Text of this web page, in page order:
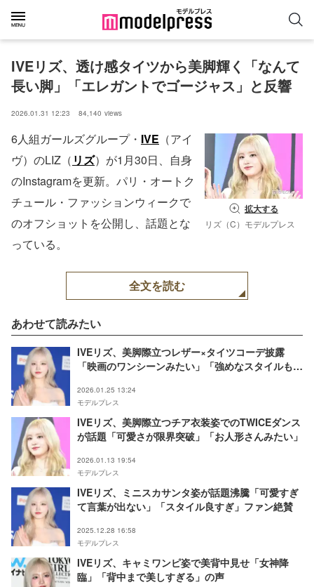
IVEリズ、透け感タイツから美脚輝く「なんて
長い脚」「エレガントでゴージャス」と反響
2026.01.31 12:23 84,140 views
拡大する
リズ（C）モデルプレス
6人組ガールズグループ・ IVE （アイ
ヴ）のLIZ（ リズ）が1月30日、自身
のInstagramを更新。パリ・オートク
チュール・ファッションウィークで
のオフショットを公開し、話題とな
っている。
全文を読む
あわせて読みたい
IVEリズ、美脚際立つレザー×タイツコーデ披露
「映画のワンシーンみたい」「強めなスタイルも最
2026.01.25 13:24
モデルプレス
IVEリズ、美脚際立つチア衣装姿でのTWICEダンス
が話題「可愛さが限界突破」「お人形さんみたい」
2026.01.13 19:54
モデルプレス
IVEリズ、ミニスカサンタ姿が話題沸騰「可愛すぎ
て言葉が出ない」「スタイル良すぎ」ファン絶賛
2025.12.28 16:58
モデルプレス
IVEリズ、キャミワンピ姿で美背中見せ「女神降
臨」「背中まで美しすぎる」の声